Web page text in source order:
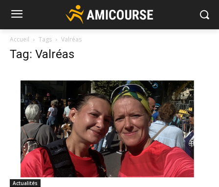
Accueil Tags Valréas
Tag: Valréas
Actualités